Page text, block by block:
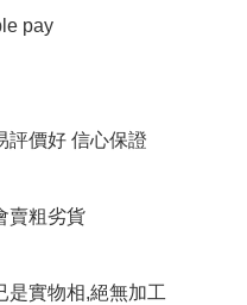
pay
評價好 信心保證
賣粗劣貨
是實物相,絕無加工